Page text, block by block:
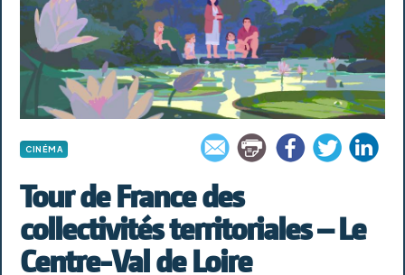
CINÉMA
Tour de France des
collectivités territoriales – Le
Centre-Val de Loire